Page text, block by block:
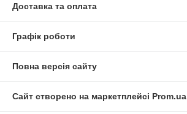
Доставка та оплата
Графік роботи
Повна версія сайту
Сайт створено на маркетплейсі Prom.ua